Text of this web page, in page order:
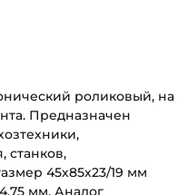
роликовый, на
Предназначен
станков,
45х85х23/19 мм